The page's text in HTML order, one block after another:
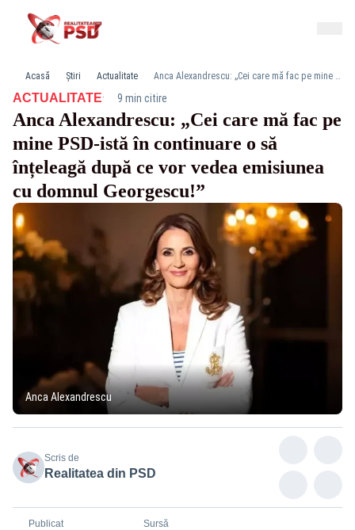
Acasă Știri Actualitate Anca Alexandrescu: „Cei care mă fac pe mine PSD-istă în continuare o să înțeleagă după ce vor vedea emisiunea cu domnul Georgescu!”
ACTUALITATE· 9 min citire
Anca Alexandrescu: „Cei care mă fac pe
mine PSD-istă în continuare o să
înțeleagă după ce vor vedea emisiunea
cu domnul Georgescu!”
Anca Alexandrescu
Scris de
Realitatea din PSD
Publicat Sursă